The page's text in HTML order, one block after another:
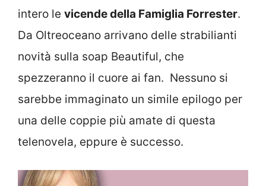
intero le vicende della Famiglia Forrester.
Da Oltreoceano arrivano delle strabilianti
novità sulla soap Beautiful, che
spezzeranno il cuore ai fan. Nessuno si
sarebbe immaginato un simile epilogo per
una delle coppie più amate di questa
telenovela, eppure è successo.